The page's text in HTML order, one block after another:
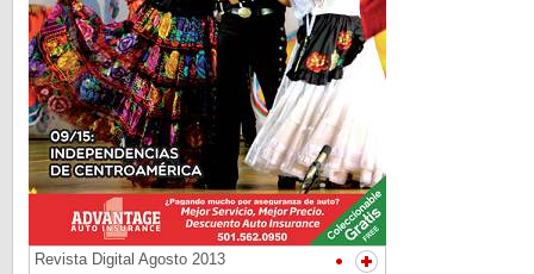
Revista Digital Agosto 2013